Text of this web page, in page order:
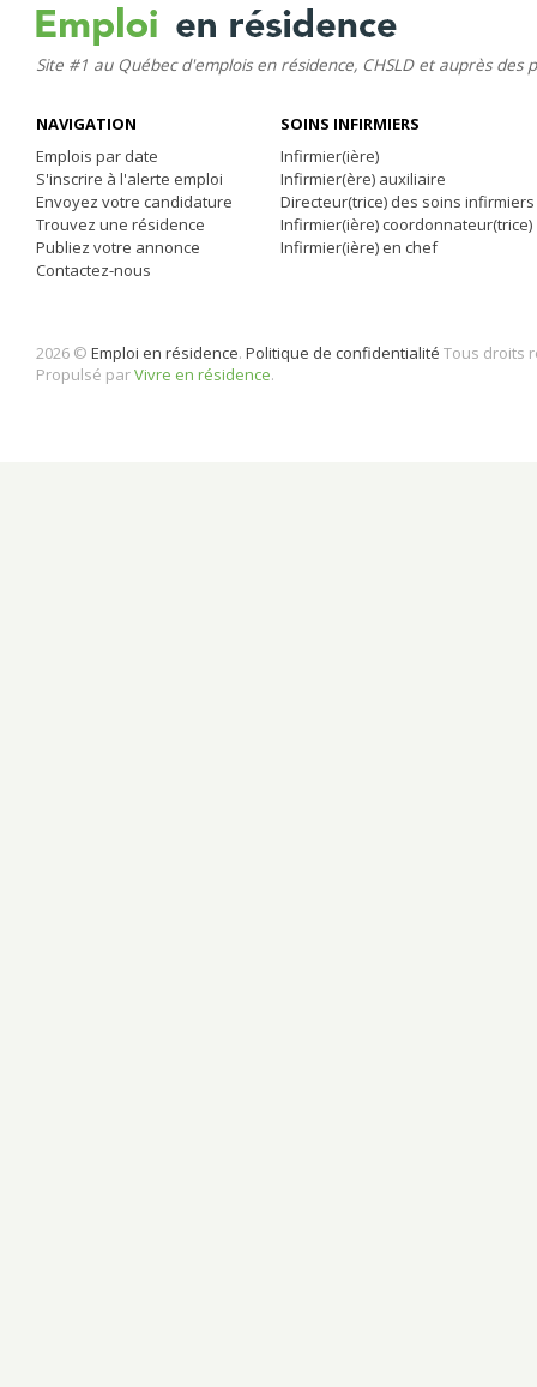
Site #1 au Québec d'emplois en résidence, CHSLD et auprès des
NAVIGATION
Emplois par date
S'inscrire à l'alerte emploi
Envoyez votre candidature
Trouvez une résidence
Publiez votre annonce
Contactez-nous
SOINS INFIRMIERS
Infirmier(ière)
Infirmier(ère) auxiliaire
Directeur(trice) des soins infirmiers
Infirmier(ière) coordonnateur(trice)
Infirmier(ière) en chef
2026 © Emploi en résidence. Politique de confidentialité Tous droits
Propulsé parVivre en résidence.